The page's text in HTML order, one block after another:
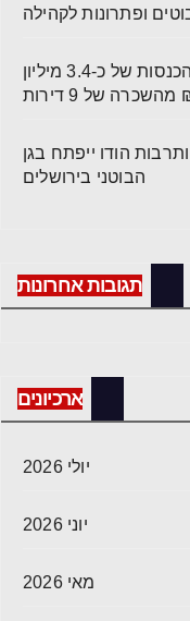
ופתרונות לקהילה
תושב ירושלים חשוד שלא דיווח על הכנסות של כ-3.4 מיליון
של 9 דירות
הודו ייפתח בגן
הבוטני בירושלים
תגובות אחרונות
ארכיונים
יולי 2026
יוני 2026
מאי 2026